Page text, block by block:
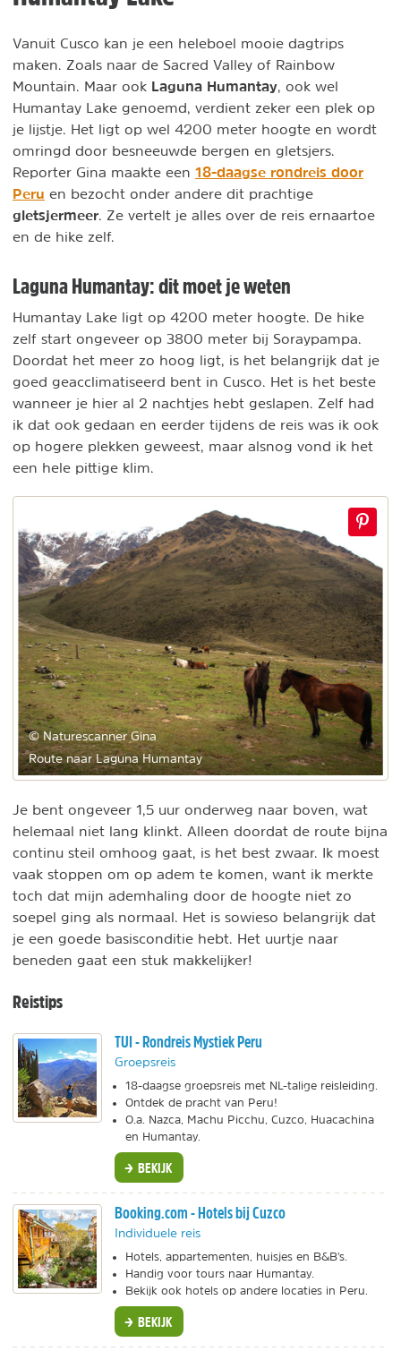
Vanuit Cusco kan je een heleboel mooie dagtrips
maken. Zoals naar de Sacred Valley of Rainbow
Mountain. Maar ook Laguna Humantay , ook wel
Humantay Lake genoemd, verdient zeker een plek op
je lijstje. Het ligt op wel 4200 meter hoogte en wordt
omringd door besneeuwde bergen en gletsjers.
Reporter Gina maakte een 18-daagse rondreis door
Peru en bezocht onder andere dit prachtige
gletsjermeer . Ze vertelt je alles over de reis ernaartoe
en de hike zelf.
Laguna Humantay: dit moet je weten
Humantay Lake ligt op 4200 meter hoogte. De hike
zelf start ongeveer op 3800 meter bij Soraypampa.
Doordat het meer zo hoog ligt, is het belangrijk dat je
goed geacclimatiseerd bent in Cusco. Het is het beste
wanneer je hier al 2 nachtjes hebt geslapen. Zelf had
ik dat ook gedaan en eerder tijdens de reis was ik ook
op hogere plekken geweest, maar alsnog vond ik het
een hele pittige klim.
© Naturescanner Gina
Route naar Laguna Humantay
Je bent ongeveer 1,5 uur onderweg naar boven, wat
helemaal niet lang klinkt. Alleen doordat de route bijna
continu steil omhoog gaat, is het best zwaar. Ik moest
vaak stoppen om op adem te komen, want ik merkte
toch dat mijn ademhaling door de hoogte niet zo
soepel ging als normaal. Het is sowieso belangrijk dat
je een goede basisconditie hebt. Het uurtje naar
beneden gaat een stuk makkelijker!
Reistips
TUI - Rondreis Mystiek Peru
Groepsreis
18-daagse groepsreis met NL-talige reisleiding.
Ontdek de pracht van Peru!
O.a. Nazca, Machu Picchu, Cuzco, Huacachina
en Humantay.
BEKIJK
Booking.com - Hotels bij Cuzco
Individuele reis
Hotels, appartementen, huisjes en B&B's.
Handig voor tours naar Humantay.
Bekijk ook hotels op andere locaties in Peru.
BEKIJK